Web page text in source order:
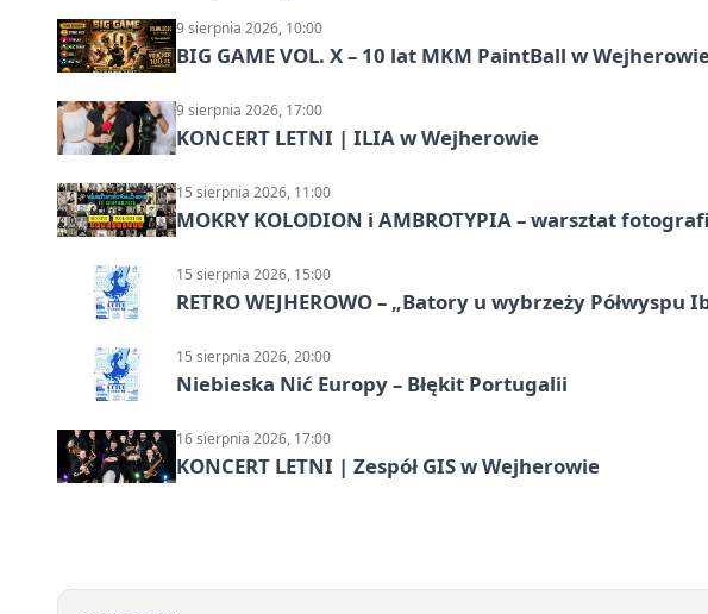
9 sierpnia 2026, 10:00
BIG GAME VOL. X – 10 lat MKM PaintBall w
9 sierpnia 2026, 17:00
KONCERT LETNI | ILIA w Wejherowie
15 sierpnia 2026, 11:00
MOKRY KOLODION i AMBROTYPIA – warsztat
15 sierpnia 2026, 15:00
RETRO WEJHEROWO – „Batory u wybrzeży Półwyspu
15 sierpnia 2026, 20:00
Niebieska Nić Europy – Błękit Portugalii
16 sierpnia 2026, 17:00
KONCERT LETNI | Zespół GIS w Wejherowie